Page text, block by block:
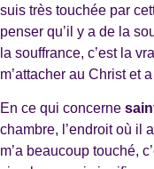
suis très touchée par
penser qu’il y a de la
la souffrance, c’est la
m’attacher au Christ et
En ce qui concerne
chambre, l’endroit où il
m’a beaucoup touché,